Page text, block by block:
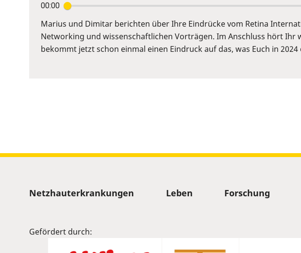
00:00
Enter
or
Space
to
Marius und Dimitar berichten über Ihre Eindrücke vom Retina
Networking und wissenschaftlichen Vorträgen. Im Anschluss hört
bekommt jetzt schon einmal einen Eindruck auf das, was Euch in
Sitemap
Netzhauterkrankungen Leben Forschung
Gefördert durch: